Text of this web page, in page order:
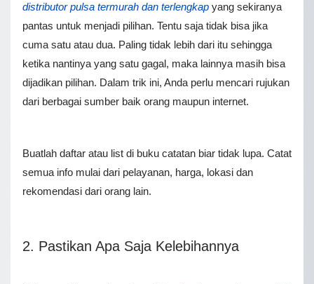
distributor pulsa termurah dan terlengkap yang sekiranya
pantas untuk menjadi pilihan. Tentu saja tidak bisa jika
cuma satu atau dua. Paling tidak lebih dari itu sehingga
ketika nantinya yang satu gagal, maka lainnya masih bisa
dijadikan pilihan. Dalam trik ini, Anda perlu mencari rujukan
dari berbagai sumber baik orang maupun internet.
Buatlah daftar atau list di buku catatan biar tidak lupa. Catat
semua info mulai dari pelayanan, harga, lokasi dan
rekomendasi dari orang lain.
2. Pastikan Apa Saja Kelebihannya